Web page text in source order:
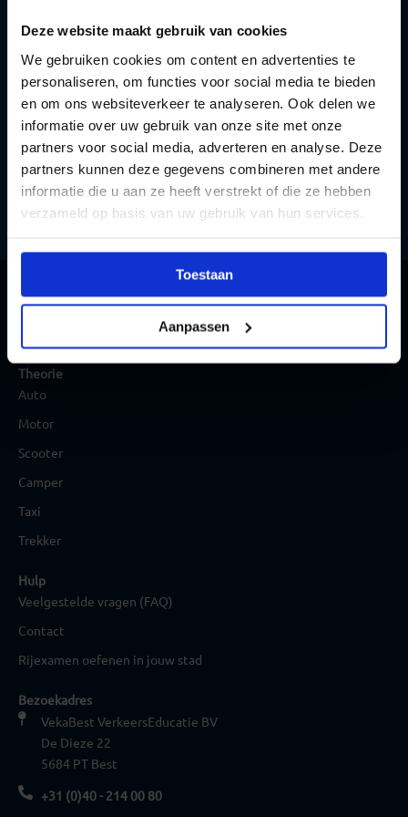
Deze website maakt gebruik van cookies
We gebruiken cookies om content en advertenties te
personaliseren, om functies voor social media te bieden
en om ons websiteverkeer te analyseren. Ook delen we
informatie over uw gebruik van onze site met onze
partners voor social media, adverteren en analyse. Deze
partners kunnen deze gegevens combineren met andere
informatie die u aan ze heeft verstrekt of die ze hebben
verzameld op basis van uw gebruik van hun services.
Toestaan
Aanpassen
Direct bestellen
Meer informatie
Theorie
Auto
Motor
Scooter
Camper
Taxi
Trekker
Hulp
Veelgestelde vragen (FAQ)
Contact
Rijexamen oefenen in jouw stad
Bezoekadres
VekaBest VerkeersEducatie BV
De Dieze 22
5684 PT Best
+31 (0)40 - 214 00 80